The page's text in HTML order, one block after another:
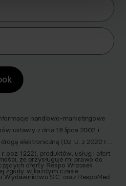
handlowo-marketingowe
ustawy z dnia 18 lipca 2002 r.
elektroniczną (Dz. U. z 2020 r.
poz. 1222), produktów, usług i ofert
oferty Respo Wrzosek
Wydawnictwo S.C. oraz RespoMed
że przysługuje mi prawo do
zgody w każdym czasie.